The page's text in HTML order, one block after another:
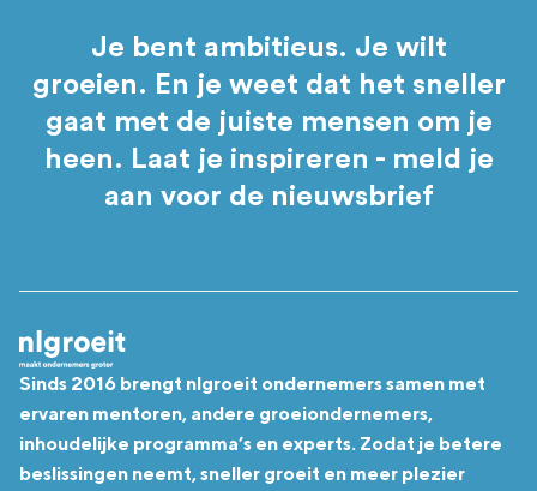
Je bent ambitieus. Je wilt
groeien. En je weet dat het sneller
gaat met de juiste mensen om je
heen. Laat je inspireren - meld je
aan voor de nieuwsbrief
Sinds 2016 brengt nlgroeit ondernemers samen met
ervaren mentoren, andere groeiondernemers,
inhoudelijke programma’s en experts. Zodat je betere
beslissingen neemt, sneller groeit en meer plezier